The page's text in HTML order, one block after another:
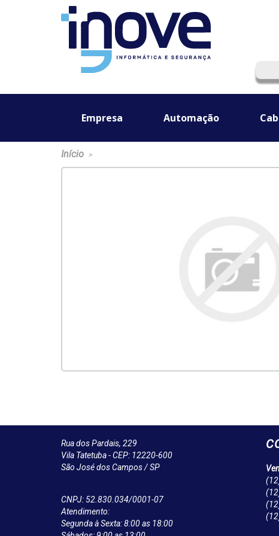
Empresa Automação
Início >
Rua dos Pardais, 229
Vila Tatetuba - CEP: 12220-600
São José dos Campos / SP
CNPJ: 52.830.034/0001-07
Atendimento:
Segunda à Sexta: 8:00 as 18:00